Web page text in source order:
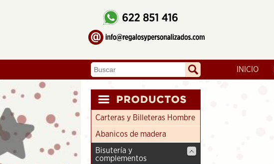
INICIO
Carteras y Billeteras Hombre
Abanicos de madera
Bisutería y
complementos